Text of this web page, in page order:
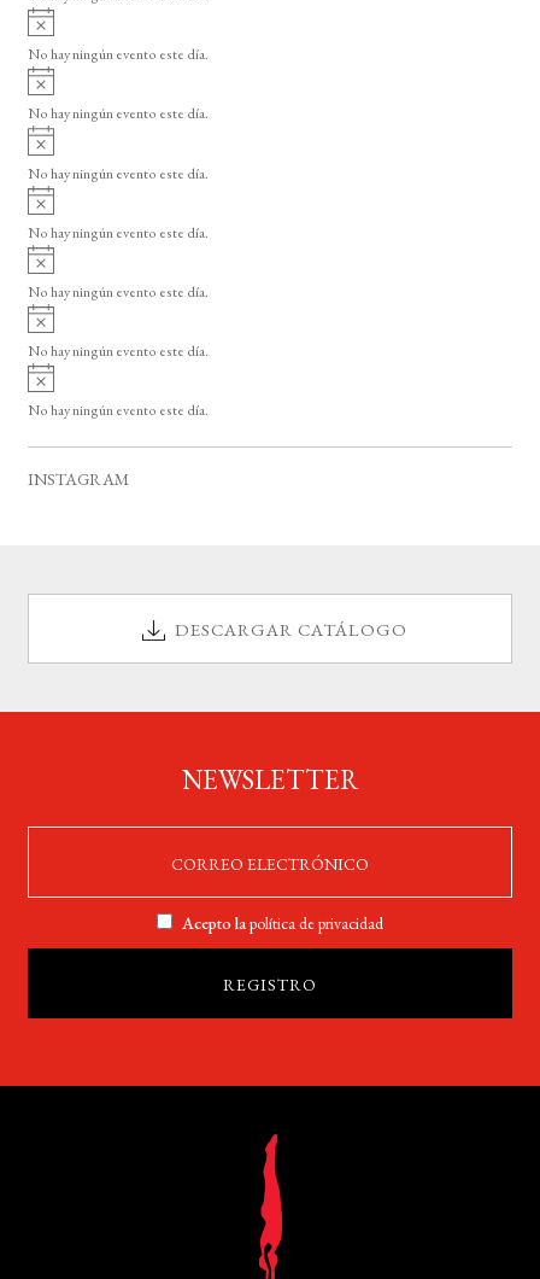
o
A
v
i
o
No hay ningún evento este día.
A
v
i
o
No hay ningún evento este día.
A
v
i
o
No hay ningún evento este día.
A
v
i
o
No hay ningún evento este día.
A
v
i
o
No hay ningún evento este día.
A
v
i
o
No hay ningún evento este día.
A
v
i
No hay ningún evento este día.
INSTAGRAM
DESCARGAR CATÁLOGO
NEWSLETTER
Acepto lapolítica de privacidad